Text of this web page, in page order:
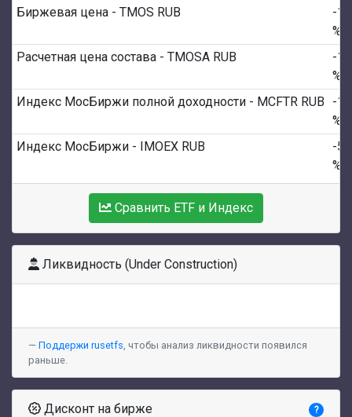
Биржевая цена - TMOS RUB
-
%
Расчетная цена состава - TMOSA RUB
-
%
Индекс МосБиржи полной доходности - MCFTR RUB
-
%
Индекс МосБиржи - IMOEX RUB
-
%
Сравнить ETF и Индекс
Ликвидность (Under Construction)
Поддержи rusetfs, чтобы анализ ликвидности появился
раньше.
Дисконт на бирже ?